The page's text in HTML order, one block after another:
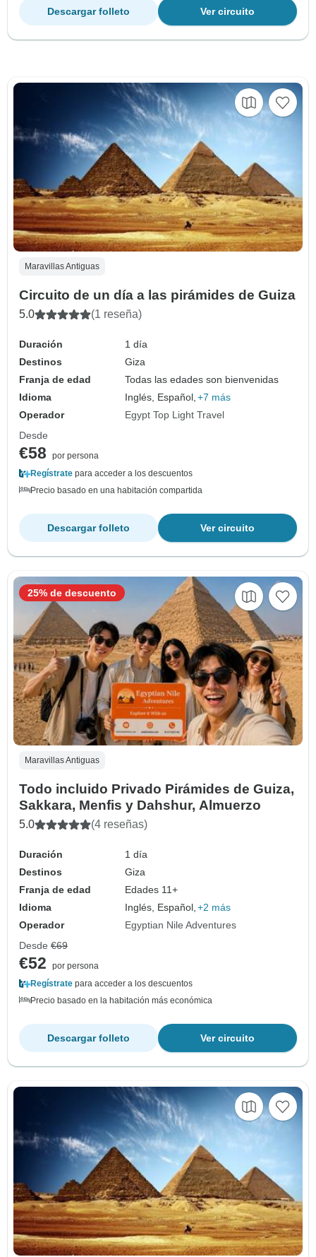
Ver circuito
Descargar folleto
Maravillas Antiguas
Circuito de un día a las pirámides de Guiza
5.0 (1 reseña)
Duración
1 día
Destinos
Giza
Franja de edad
Todas las edades son bienvenidas
Idioma
Inglés, Español, +7 más
Operador
Egypt Top Light Travel
Desde
€58
por persona
Regístrate para acceder a los descuentos
Precio basado en una habitación compartida
Ver circuito
Descargar folleto
Maravillas Antiguas
Todo incluido Privado Pirámides de Guiza,
Sakkara, Menfis y Dahshur, Almuerzo
5.0 (4 reseñas)
Duración
1 día
Destinos
Giza
Franja de edad
Edades 11+
Idioma
Inglés, Español, +2 más
Operador
Egyptian Nile Adventures
25% de descuento
Desde €69
€52
por persona
Regístrate para acceder a los descuentos
Precio basado en la habitación más económica
Ver circuito
Descargar folleto